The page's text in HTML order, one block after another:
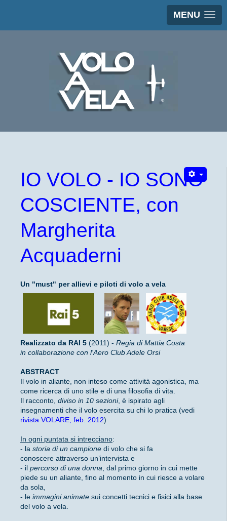
MENU
IO VOLO - IO SONO
COSCIENTE, con
Margherita
Acquaderni
Un "must" per allievi e piloti di volo a vela
Realizzato da RAI 5 (2011) - Regia di Mattia Costa
in collaborazione con l'Aero Club Adele Orsi
ABSTRACT
Il volo in aliante, non inteso come attività agonistica, ma
come ricerca di uno stile e di una filosofia di vita.
Il racconto, diviso in 10 sezioni, è ispirato agli
insegnamenti che il volo esercita su chi lo pratica (vedi
rivista VOLARE, feb. 2012)
In ogni puntata si intrecciano:
- la storia di un campione di volo che si fa
conoscere attraverso un’intervista e
- il percorso di una donna , dal primo giorno in cui mette
piede su un aliante, fino al momento in cui riesce a volare
da sola,
- le immagini animate sui concetti tecnici e fisici alla base
del volo a vela.